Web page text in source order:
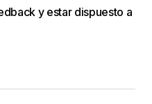
y estar dispuesto a